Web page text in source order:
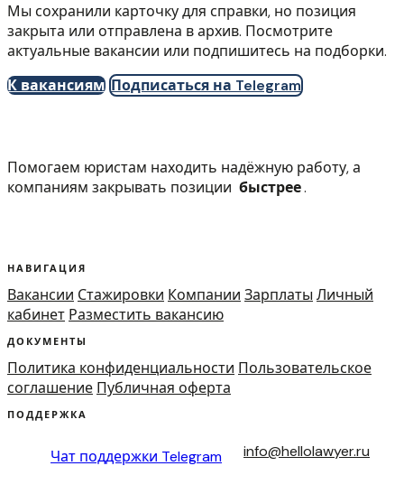
Мы сохранили карточку для справки, но позиция
закрыта или отправлена в архив. Посмотрите
актуальные вакансии или подпишитесь на подборки.
К вакансиям Подписаться на Telegram
Помогаем юристам находить надёжную работу, а
компаниям закрывать позиции быстрее.
НАВИГАЦИЯ
Вакансии Стажировки Компании Зарплаты Личный
кабинет Разместить вакансию
ДОКУМЕНТЫ
Политика конфиденциальности Пользовательское
соглашение Публичная оферта
ПОДДЕРЖКА
Чат поддержки Telegram info@hellolawyer.ru